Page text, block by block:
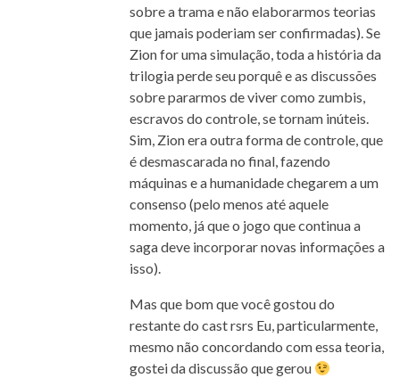
sobre a trama e não elaborarmos teorias
que jamais poderiam ser confirmadas). Se
Zion for uma simulação, toda a história da
trilogia perde seu porquê e as discussões
sobre pararmos de viver como zumbis,
escravos do controle, se tornam inúteis.
Sim, Zion era outra forma de controle, que
é desmascarada no final, fazendo
máquinas e a humanidade chegarem a um
consenso (pelo menos até aquele
momento, já que o jogo que continua a
saga deve incorporar novas informações a
isso).
Mas que bom que você gostou do
restante do cast rsrs Eu, particularmente,
mesmo não concordando com essa teoria,
gostei da discussão que gerou